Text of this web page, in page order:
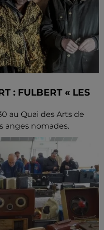
: FULBERT « LES
au Quai des Arts de
anges nomades.